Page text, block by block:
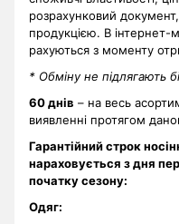
розрахунковий
продукцією. В інтернет-
рахуються з моменту
* Обміну не підлягають
60 днів – на весь
виявленні протягом
Гарантійний строк
нараховується з дня
початку сезону:
Одяг: